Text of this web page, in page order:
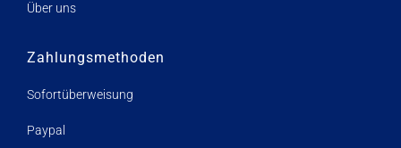
Über uns
Zahlungsmethoden
Sofortüberweisung
Paypal